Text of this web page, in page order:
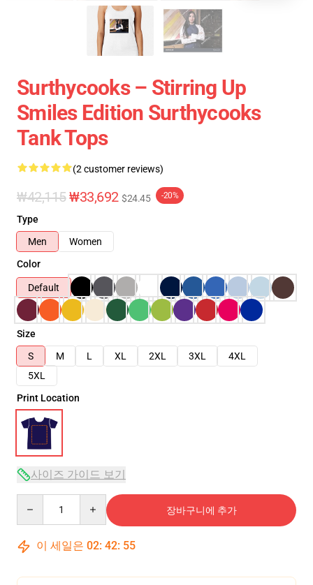
Surthycooks – Stirring Up
Smiles Edition Surthycooks
Tank Tops
(2 customer reviews)
₩42,115₩33,692 $24.45 -20%
Type
Men
Women
Color
Default
Size
S
M L XL 2XL 3XL
4XL
5XL
Print Location
사이즈 가이드 보기
장바구니에 추가
이 세일은 02: 42: 54